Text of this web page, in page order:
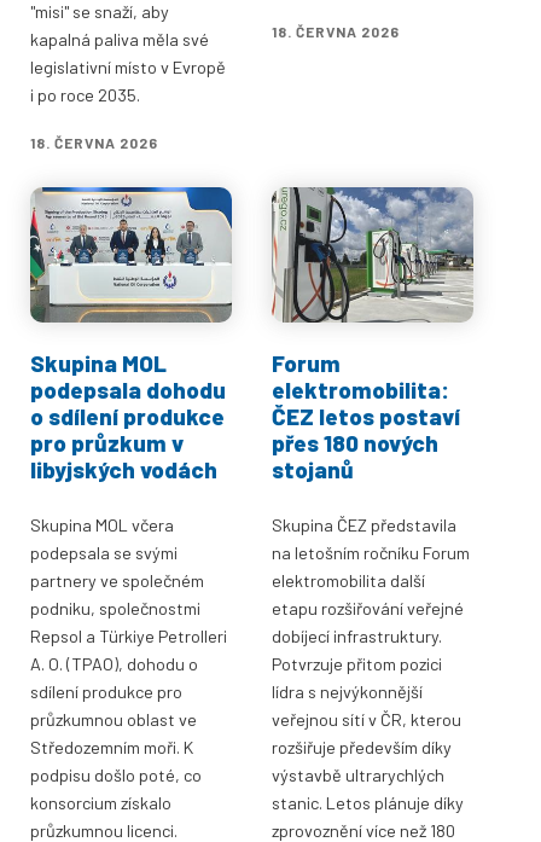
"misi" se snaží, aby
kapalná paliva měla své
legislativní místo v Evropě
i po roce 2035.
18. ČERVNA 2026
18. ČERVNA 2026
Skupina MOL
podepsala dohodu
o sdílení produkce
pro průzkum v
libyjských vodách
Skupina MOL včera
podepsala se svými
partnery ve společném
podniku, společnostmi
Repsol a Türkiye Petrolleri
A. O. (TPAO), dohodu o
sdílení produkce pro
průzkumnou oblast ve
Středozemním moři. K
podpisu došlo poté, co
konsorcium získalo
průzkumnou licenci.
Forum
elektromobilita:
ČEZ letos postaví
přes 180 nových
stojanů
Skupina ČEZ představila
na letošním ročníku Forum
elektromobilita další
etapu rozšiřování veřejné
dobíjecí infrastruktury.
Potvrzuje přitom pozici
lídra s nejvýkonnější
veřejnou sítí v ČR, kterou
rozšiřuje především díky
výstavbě ultrarychlých
stanic. Letos plánuje díky
zprovoznění více než 180